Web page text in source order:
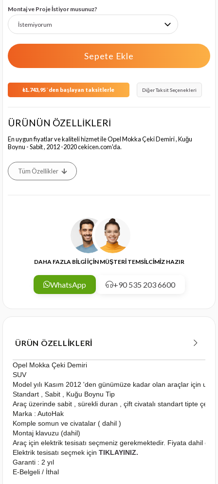
Montaj ve Proje İstiyor musunuz?
₺1.743,95`den başlayan taksitlerle Diğer Taksit Seçenekleri
ÜRÜNÜN ÖZELLİKLERİ
En uygun fiyatlar ve kaliteli hizmet ile Opel Mokka Çeki Demiri , Kuğu
Boynu - Sabit , 2012 -2020 cekicen.com'da.
Tüm Özellikler
DAHA FAZLA BİLGİ İÇİN MÜŞTERİ TEMSİLCİMİZ HAZIR
WhatsApp +90 535 203 6600
ÜRÜN ÖZELLIKLERI
Opel Mokka Çeki Demiri
SUV
Model yılı Kasım 2012 'den günümüze kadar olan araçlar için
Standart , Sabit , Kuğu Boynu Tip
Araç üzerinde sabit , sürekli duran , çift civatalı standart tipte çeki
Marka : AutoHak
Komple somun ve civatalar ( dahil )
Montaj klavuzu (dahil)
Araç için elektrik tesisatı seçmeniz gerekmektedir. Fiyata dahil
Elektrik tesisatı seçmek için TIKLAYINIZ.
Garanti : 2 yıl
E-Belgeli / İthal